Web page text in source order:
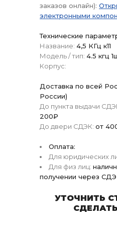
заказов онлайн):
электронными
Технические
Название: 4,5 КГц к11
Модель / тип: 4.5 кгц
Корпус:
Доставка по всей
России)
До пункта выдачи
200₽
До двери СДЭК: от
Оплата:
Для юридических
Для физ лиц:
получении через
УТОЧНИТЬ